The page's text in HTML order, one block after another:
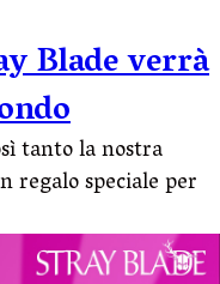
Blade verrà
tanto la nostra
regalo speciale per